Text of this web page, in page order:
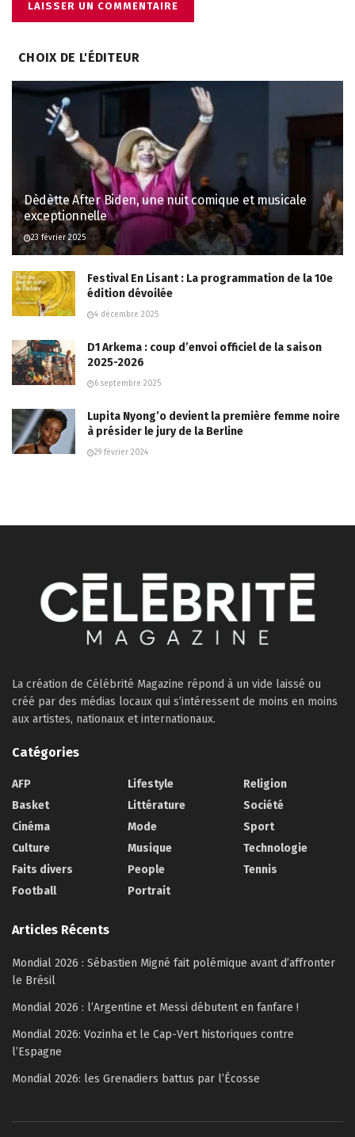
CHOIX DE L'ÉDITEUR
Dèdètte After Biden, une nuit comique et musicale
exceptionnelle
23 février 2025
Festival En Lisant : La programmation de la 10e
édition dévoilée
4 décembre 2025
D1 Arkema : coup d’envoi officiel de la saison
2025-2026
6 septembre 2025
Lupita Nyong’o devient la première femme noire
à présider le jury de la Berline
29 février 2024
La création de Célébrité Magazine répond à un vide laissé ou
créé par des médias locaux qui s’intéressent de moins en moins
aux artistes, nationaux et internationaux.
Catégories
AFP
Basket
Cinéma
Culture
Faits divers
Football
Lifestyle
Littérature
Mode
Musique
People
Portrait
Religion
Société
Sport
Technologie
Tennis
Articles Récents
Mondial 2026 : Sébastien Migné fait polémique avant d’affronter
le Brésil
Mondial 2026 : l’Argentine et Messi débutent en fanfare !
Mondial 2026: Vozinha et le Cap-Vert historiques contre
l’Espagne
Mondial 2026: les Grenadiers battus par l’Écosse